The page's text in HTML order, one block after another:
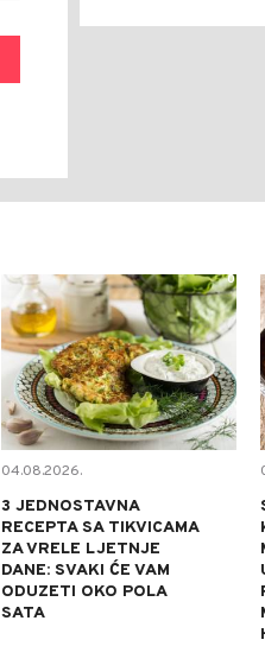
0
04.08.2026.
3 JEDNOSTAVNA
RECEPTA SA TIKVICAMA
ZA VRELE LJETNJE
DANE: SVAKI ĆE VAM
ODUZETI OKO POLA
SATA